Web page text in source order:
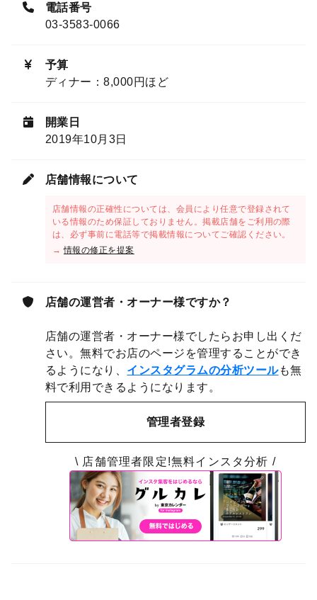
電話番号
03-3583-0066
予算
ディナー：8,000円ほど
開業日
2019年10月3日
店舗情報について
店舗情報の正確性については、会員により任意で登録されて
いる情報のため保証しておりません。掲載店舗をご利用の際
は、必ず事前に電話等で掲載情報についてご確認ください。
→情報の修正を提案
店舗の運営者・オーナー様ですか？
店舗の運営者・オーナー様でしたらお申し出くだ
さい。無料でお店のページを管理することができ
るようになり、 インスタグラムの分析ツールも無
料で利用できるようになります。
管理者登録
\ 店舗管理者限定!無料インスタ分析 /